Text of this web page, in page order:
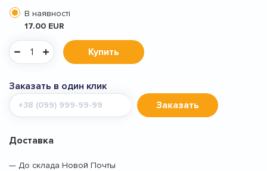
В наявності
17.00 EUR
Купить
Заказать в один клик
Мобильный
телефон
Заказать
Доставка
— До склада Новой Почты